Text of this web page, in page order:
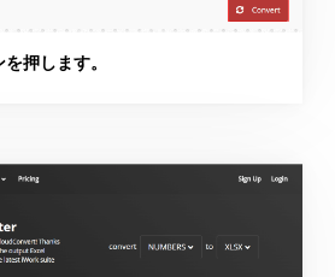
押します。